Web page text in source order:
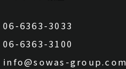
06-6363-3033
06-6363-3100
info@sowas-group.com